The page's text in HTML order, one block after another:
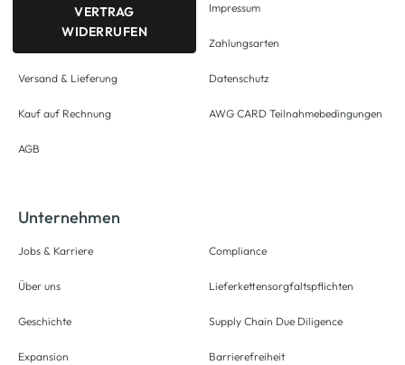
VERTRAG
WIDERRUFEN
Versand & Lieferung
Kauf auf Rechnung
AGB
Impressum
Zahlungsarten
Datenschutz
AWG CARD Teilnahmebedingungen
Unternehmen
Jobs & Karriere
Über uns
Geschichte
Expansion
Compliance
Lieferkettensorgfaltspflichten
Supply Chain Due Diligence
Barrierefreiheit